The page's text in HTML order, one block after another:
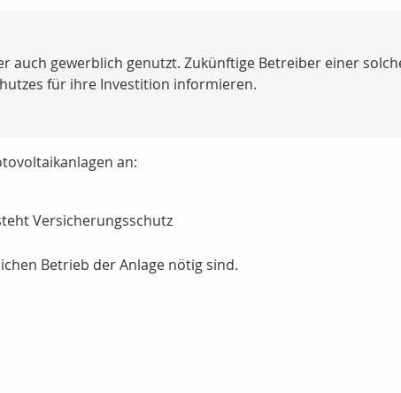
gewerblich genutzt. Zukünftige Betreiber einer
für ihre Investition informieren.
an:
Versicherungsschutz
Betrieb der Anlage nötig sind.